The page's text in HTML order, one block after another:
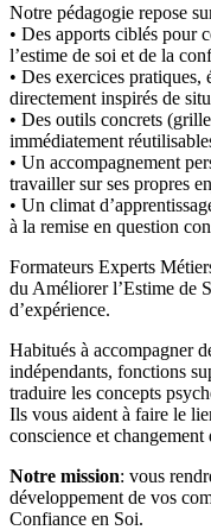
Notre pédagogie repose
• Des apports ciblés pour
l’estime de soi et de la
• Des exercices pratiques,
directement inspirés de
• Des outils concrets
immédiatement
• Un accompagnement
travailler sur ses propres
• Un climat
à la remise en question
Formateurs Experts
du Améliorer l’Estime de
d’expérience.
Habitués à accompagner
indépendants, fonctions
traduire les concepts
Ils vous aident à faire le
conscience et changement
Notre mission: vous
développement de vos
Confiance en Soi.